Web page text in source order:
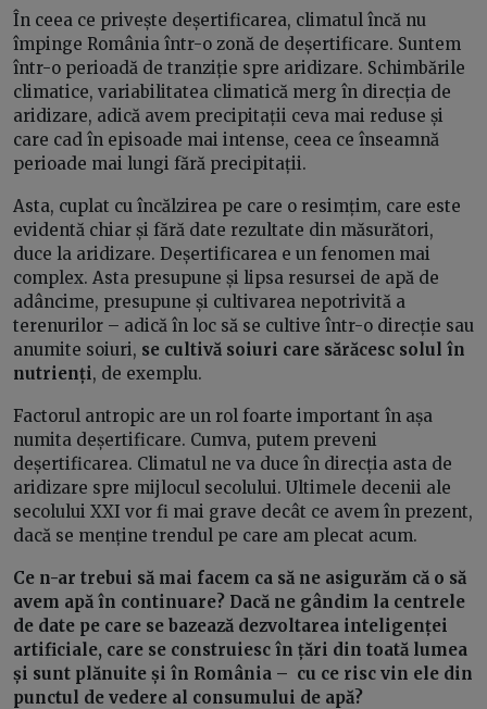
În ceea ce privește deșertificarea, climatul încă nu
împinge România într-o zonă de deșertificare. Suntem
într-o perioadă de tranziție spre aridizare. Schimbările
climatice, variabilitatea climatică merg în direcția de
aridizare, adică avem precipitații ceva mai reduse și
care cad în episoade mai intense, ceea ce înseamnă
perioade mai lungi fără precipitații.
Asta, cuplat cu încălzirea pe care o resimțim, care este
evidentă chiar și fără date rezultate din măsurători,
duce la aridizare. Deșertificarea e un fenomen mai
complex. Asta presupune și lipsa resursei de apă de
adâncime, presupune și cultivarea nepotrivită a
terenurilor – adică în loc să se cultive într-o direcție sau
anumite soiuri, se cultivă soiuri care sărăcesc solul în
nutrienți, de exemplu.
Factorul antropic are un rol foarte important în așa
numita deșertificare. Cumva, putem preveni
deșertificarea. Climatul ne va duce în direcția asta de
aridizare spre mijlocul secolului. Ultimele decenii ale
secolului XXI vor fi mai grave decât ce avem în prezent,
dacă se menține trendul pe care am plecat acum.
Ce n-ar trebui să mai facem ca să ne asigurăm că o să
avem apă în continuare? Dacă ne gândim la centrele
de date pe care se bazează dezvoltarea inteligenței
artificiale, care se construiesc în țări din toată lumea
și sunt plănuite și în România – cu ce risc vin ele din
punctul de vedere al consumului de apă?